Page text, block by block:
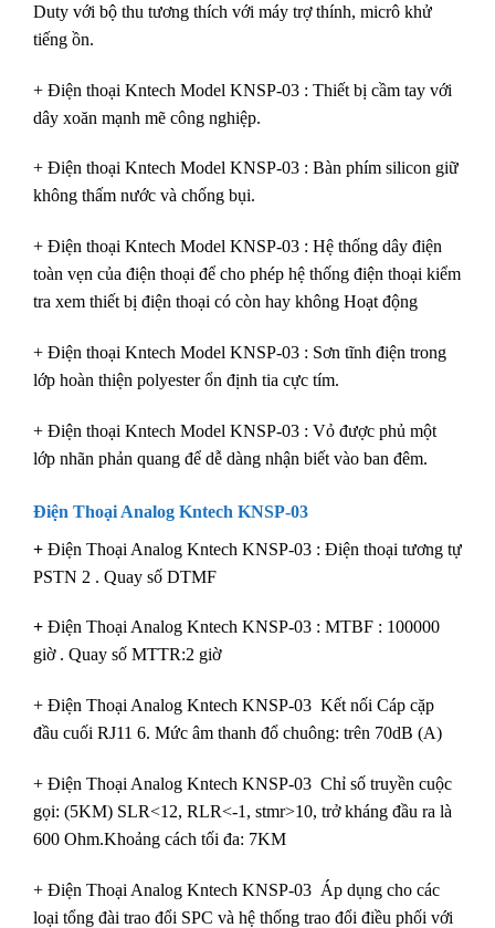
Duty với bộ thu tương thích với máy trợ thính, micrô khử
tiếng ồn.
+ Điện thoại Kntech Model KNSP-03 : Thiết bị cầm tay với
dây xoăn mạnh mẽ công nghiệp.
+ Điện thoại Kntech Model KNSP-03 : Bàn phím silicon giữ
không thấm nước và chống bụi.
+ Điện thoại Kntech Model KNSP-03 : Hệ thống dây điện
toàn vẹn của điện thoại để cho phép hệ thống điện thoại kiểm
tra xem thiết bị điện thoại có còn hay không Hoạt động
+ Điện thoại Kntech Model KNSP-03 : Sơn tĩnh điện trong
lớp hoàn thiện polyester ổn định tia cực tím.
+ Điện thoại Kntech Model KNSP-03 : Vỏ được phủ một
lớp nhãn phản quang để dễ dàng nhận biết vào ban đêm.
Điện Thoại Analog Kntech KNSP-03
+ Điện Thoại Analog Kntech KNSP-03 : Điện thoại tương tự
PSTN 2 . Quay số DTMF
+ Điện Thoại Analog Kntech KNSP-03 : MTBF : 100000
giờ . Quay số MTTR:2 giờ
+ Điện Thoại Analog Kntech KNSP-03 Kết nối Cáp cặp
đầu cuối RJ11 6. Mức âm thanh đổ chuông: trên 70dB (A)
+ Điện Thoại Analog Kntech KNSP-03 Chỉ số truyền cuộc
gọi: (5KM) SLR<12, RLR<-1, stmr>10, trở kháng đầu ra là
600 Ohm.Khoảng cách tối đa: 7KM
+ Điện Thoại Analog Kntech KNSP-03 Áp dụng cho các
loại tổng đài trao đổi SPC và hệ thống trao đổi điều phối với